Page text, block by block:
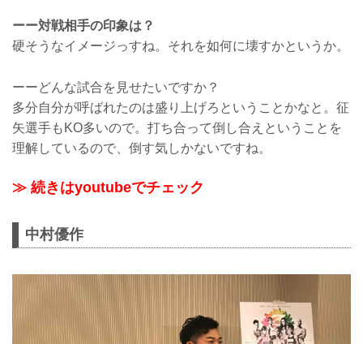
ーー対戦相手の印象は？
硬そうなイメージっすね。それを如何に壊すかというか。
ーーどんな試合を見せたいですか？
多分自分が呼ばれたのは盛り上げろということかなと。征
矢選手もKO多いので。打ち合って倒し合えということを
理解しているので、倒す気しかないですね。
≫ 続きはyoutubeでチェック
中村優作